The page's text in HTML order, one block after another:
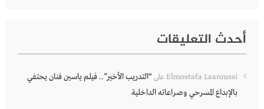
أحدث التعليقات
Elmostafa Laaroussi على“التدريب الأخير”.. فيلم ياسين فنان يحتفي
بالإبداع المسرحي وصراعاته الداخلية